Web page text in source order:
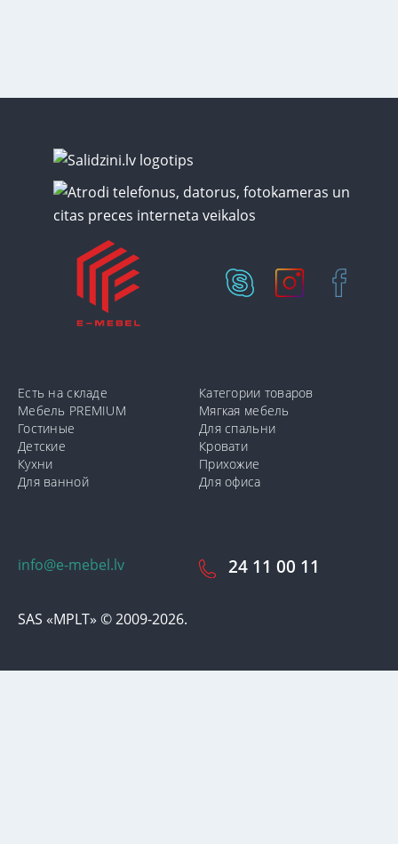
info@e-mebel.lv
SAS «MPLT» © 2009-2026.
24 11 00 11
Есть на складе
Категории товаров
Мебель PREMIUM
Мягкая мебель
Гостиные
Для спальни
Детские
Кровати
Кухни
Прихожие
Для ванной
Для офиса